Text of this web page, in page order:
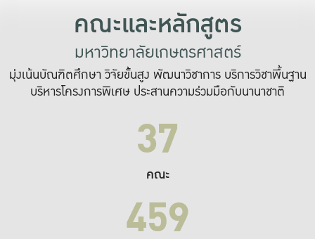
คณะและหลักสูตร
มหาวิทยาลัยเกษตรศาสตร์
มุ่งเน้นบัณฑิตศึกษา วิจัยขั้นสูง พัฒนาวิชาการ บริการวิชาพื้นฐาน
บริหารโครงการพิเศษ ประสานความร่วมมือกับนานาชาติ
37
คณะ
459